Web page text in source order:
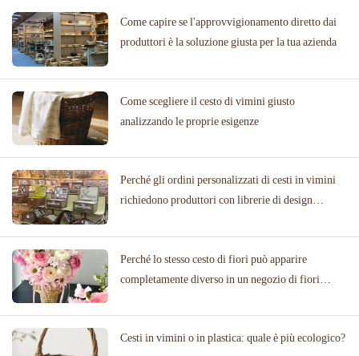
Come capire se l'approvvigionamento diretto dai
produttori è la soluzione giusta per la tua azienda
Come scegliere il cesto di vimini giusto
analizzando le proprie esigenze
Perché gli ordini personalizzati di cesti in vimini
richiedono produttori con librerie di design
Perché lo stesso cesto di fiori può apparire
completamente diverso in un negozio di fiori
Cesti in vimini o in plastica: quale è più ecologico?